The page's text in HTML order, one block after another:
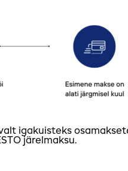
igakuisteks
järelmaksu.